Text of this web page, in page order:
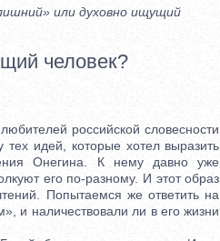
или духовно ищущий
человек?
российской словесности
идей, которые хотел выразить
Онегина. К нему давно уже
его по-разному. И этот образ
Попытаемся же ответить на
и наличествовали ли в его жизни